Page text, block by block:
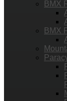
BMX
BMX